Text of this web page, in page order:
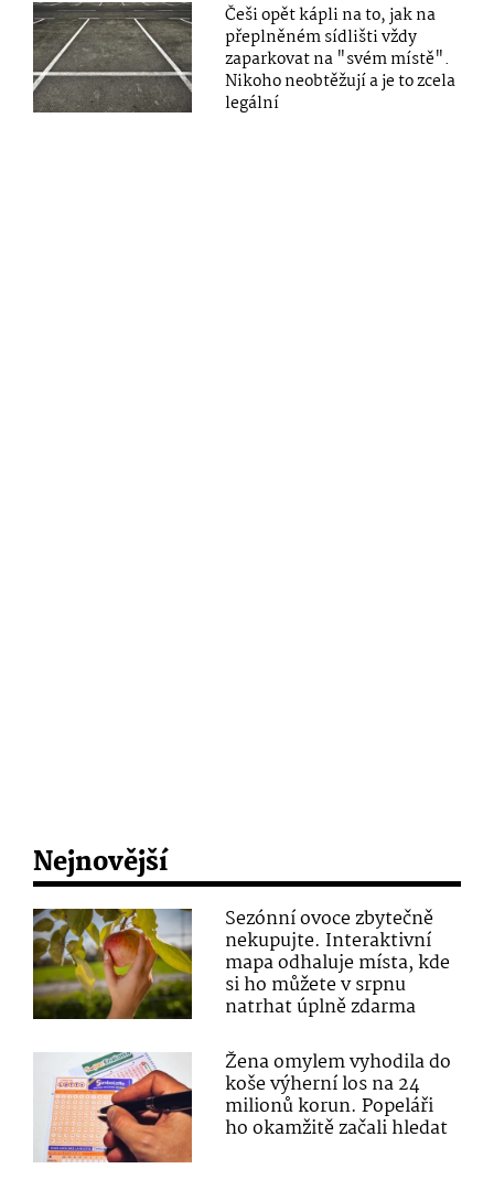
Češi opět kápli na to, jak na
přeplněném sídlišti vždy
zaparkovat na "svém místě".
Nikoho neobtěžují a je to zcela
legální
Nejnovější
Sezónní ovoce zbytečně
nekupujte. Interaktivní
mapa odhaluje místa, kde
si ho můžete v srpnu
natrhat úplně zdarma
Žena omylem vyhodila do
koše výherní los na 24
milionů korun. Popeláři
ho okamžitě začali hledat